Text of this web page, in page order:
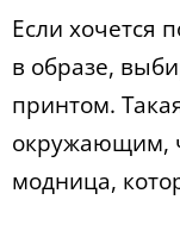
Если хочется
в образе,
принтом.
окружающим,
модница,